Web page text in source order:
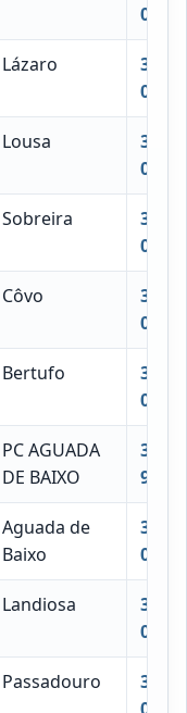
021
Lázaro
3750-
022
Lousa
3750-
022
Sobreira
3750-
022
Côvo
3750-
022
Bertufo
3750-
013
PC AGUADA
DE BAIXO
3750-
996
Aguada de
Baixo
3750-
031
Landiosa
3750-
033
Passadouro
3750-